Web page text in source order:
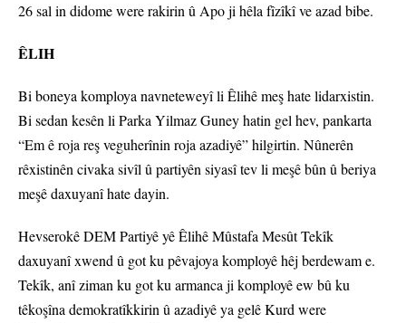
26 sal in didome were rakirin û Apo ji hêla fîzîkî ve azad bibe.
ÊLIH
Bi boneya komploya navneteweyî li Êlihê meş hate lidarxistin.
Bi sedan kesên li Parka Yilmaz Guney hatin gel hev, pankarta
“Em ê roja reş veguherînin roja azadiyê” hilgirtin. Nûnerên
rêxistinên civaka sivîl û partiyên siyasî tev li meşê bûn û beriya
meşê daxuyanî hate dayin.
Hevserokê DEM Partiyê yê Êlihê Mûstafa Mesût Tekîk
daxuyanî xwend û got ku pêvajoya komployê hêj berdewam e.
Tekîk, anî ziman ku got ku armanca ji komployê ew bû ku
têkoşîna demokratîkkirin û azadiyê ya gelê Kurd were